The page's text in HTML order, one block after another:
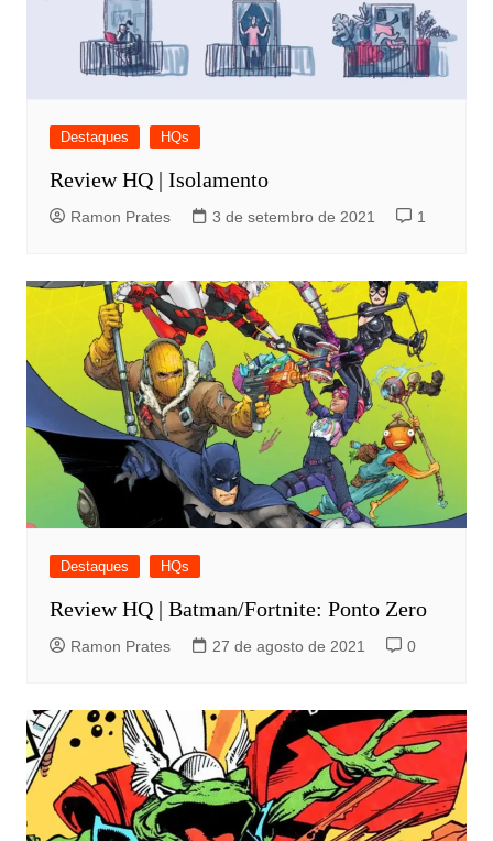
Destaques HQs
Review HQ | Isolamento
Ramon Prates 3 de setembro de 2021 1
Destaques HQs
Review HQ | Batman/Fortnite: Ponto Zero
Ramon Prates 27 de agosto de 2021 0